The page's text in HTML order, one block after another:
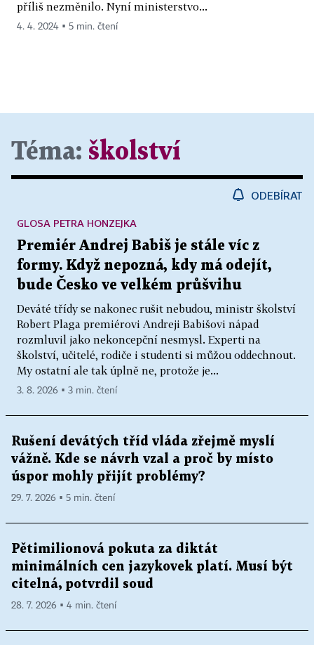
příliš nezměnilo. Nyní ministerstvo...
4. 4. 2024 ▪ 5 min. čtení
Téma: školství
ODEBÍRAT
Premiér Andrej Babiš je stále víc z
formy. Když nepozná, kdy má odejít,
bude Česko ve velkém průšvihu
Deváté třídy se nakonec rušit nebudou, ministr školství
Robert Plaga premiérovi Andreji Babišovi nápad
rozmluvil jako nekoncepční nesmysl. Experti na
školství, učitelé, rodiče i studenti si můžou oddechnout.
My ostatní ale tak úplně ne, protože je...
GLOSA PETRA HONZEJKA
3. 8. 2026 ▪ 3 min. čtení
Rušení devátých tříd vláda zřejmě myslí
vážně. Kde se návrh vzal a proč by místo
úspor mohly přijít problémy?
29. 7. 2026 ▪ 5 min. čtení
Pětimilionová pokuta za diktát
minimálních cen jazykovek platí. Musí být
citelná, potvrdil soud
28. 7. 2026 ▪ 4 min. čtení